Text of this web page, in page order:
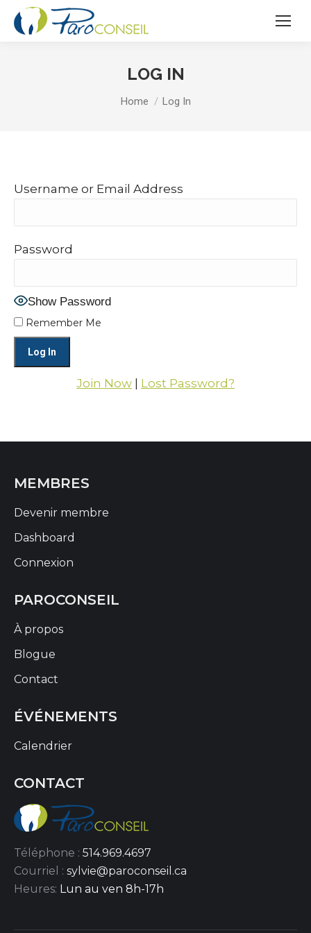
LOG IN
You are here:
Home Log In
Username or Email Address
Password
Show Password
Remember Me
Join Now Lost Password?
MEMBRES
Devenir membre
Dashboard
Connexion
PAROCONSEIL
À propos
Blogue
Contact
ÉVÉNEMENTS
Calendrier
CONTACT
Téléphone : 514.969.4697
Courriel : sylvie@paroconseil.ca
Heures: Lun au ven 8h-17h